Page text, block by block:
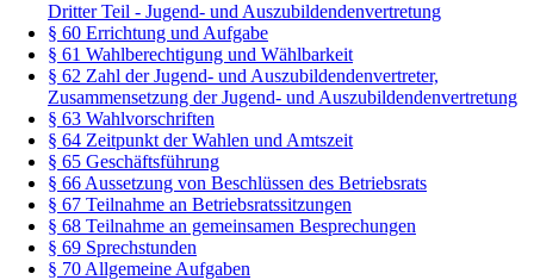
Dritter Teil - Jugend- und Auszubildendenvertretung
§ 60 Errichtung und Aufgabe
§ 61 Wahlberechtigung und Wählbarkeit
§ 62 Zahl der Jugend- und Auszubildendenvertreter,
Zusammensetzung der Jugend- und Auszubildendenvertretung
§ 63 Wahlvorschriften
§ 64 Zeitpunkt der Wahlen und Amtszeit
§ 65 Geschäftsführung
§ 66 Aussetzung von Beschlüssen des Betriebsrats
§ 67 Teilnahme an Betriebsratssitzungen
§ 68 Teilnahme an gemeinsamen Besprechungen
§ 69 Sprechstunden
§ 70 Allgemeine Aufgaben